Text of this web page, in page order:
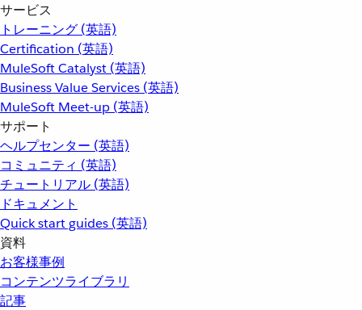
サービス
トレーニング (英語)
Certification (英語)
MuleSoft Catalyst (英語)
Business Value Services (英語)
MuleSoft Meet-up (英語)
サポート
ヘルプセンター (英語)
コミュニティ (英語)
チュートリアル (英語)
ドキュメント
Quick start guides (英語)
資料
お客様事例
コンテンツライブラリ
記事